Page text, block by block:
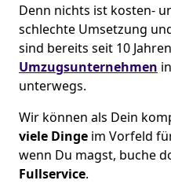
Denn nichts ist kosten-
schlechte Umsetzung
sind bereits seit 10
Umzugsunternehmen
unterwegs.
Wir können als Dein
viele Dinge im Vorfeld
wenn Du magst, buche
Fullservice.